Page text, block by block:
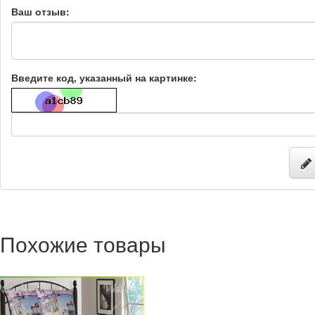
Ваш отзыв:
Введите код, указанный на картинке:
Похожие товары